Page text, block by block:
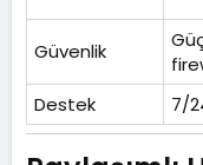
Güvenlik
Destek 7/